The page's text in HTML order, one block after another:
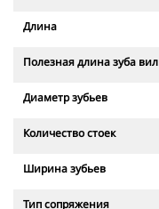
Длина
Полезная длина зуба вил
Диаметр зубьев
Количество стоек
Ширина зубьев
Тип сопряжения